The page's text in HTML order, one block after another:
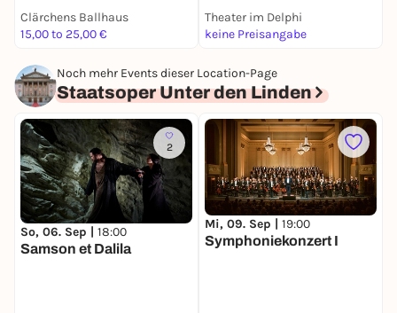
Clärchens Ballhaus
15,00 to 25,00 €
Theater im Delphi
keine Preisangabe
Noch mehr Events dieser Location-Page
Staatsoper Unter den Linden
2
So, 06. Sep | 18:00
Samson et Dalila
Mi, 09. Sep | 19:00
Symphoniekonzert I